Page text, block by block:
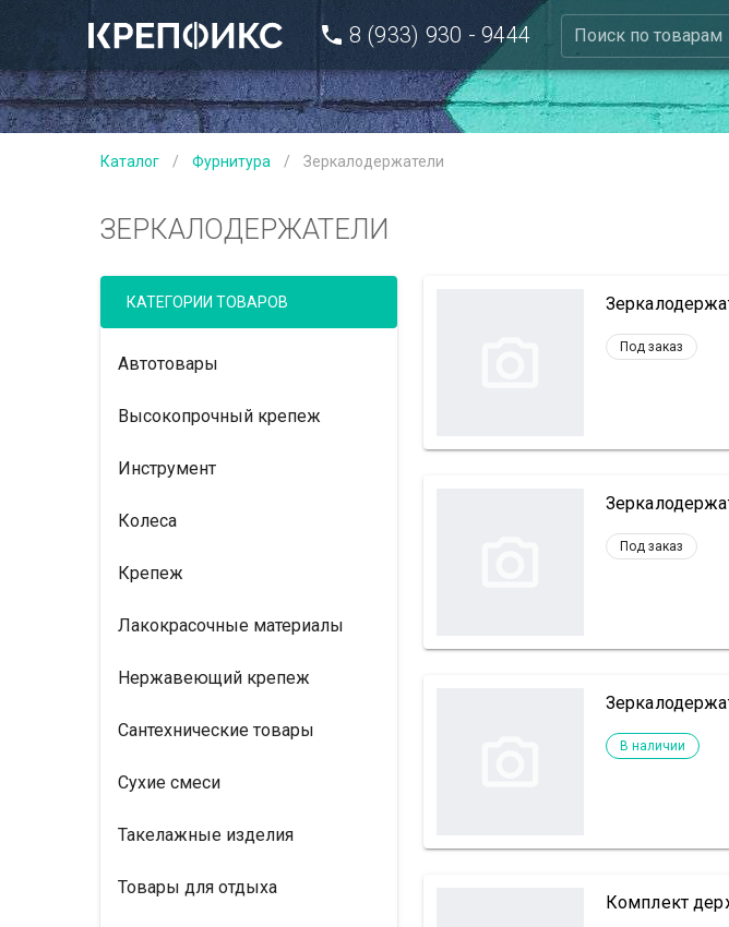
8 (933) 930 - 9444 Поиск по товарам
Каталог / Фурнитура / Зеркалодержатели
ЗЕРКАЛОДЕРЖАТЕЛИ
КАТЕГОРИИ ТОВАРОВ
Автотовары
Высокопрочный крепеж
Инструмент
Колеса
Крепеж
Лакокрасочные материалы
Нержавеющий крепеж
Сантехнические товары
Сухие смеси
Такелажные изделия
Товары для отдыха
Под заказ
Под заказ
В наличии
Комплект